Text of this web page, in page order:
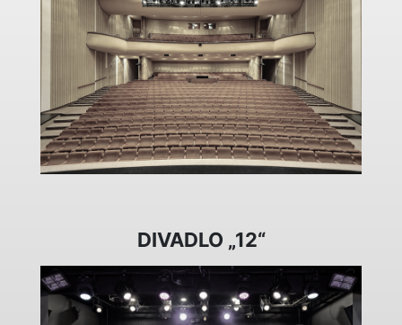
DIVADLO „12“